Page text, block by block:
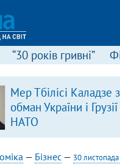
“30 років гривні”
Мер Тбілісі Каладзе
обман України і
НАТО
— Бізнес— 30